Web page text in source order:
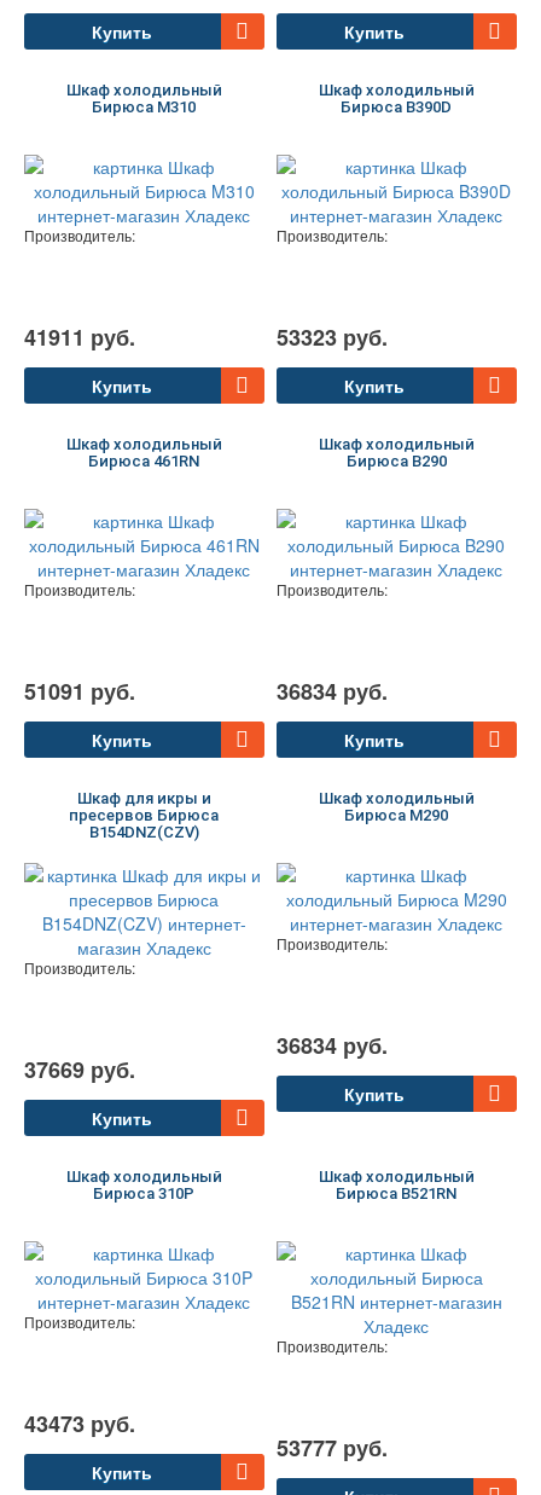
Купить Купить
Шкаф холодильный
Бирюса M310
Производитель:
41911 руб.
Купить
Шкаф холодильный
Бирюса B390D
Производитель:
53323 руб.
Купить
Шкаф холодильный
Бирюса 461RN
Производитель:
51091 руб.
Купить
Шкаф холодильный
Бирюса B290
Производитель:
36834 руб.
Купить
Шкаф для икры и
пресервов Бирюса
B154DNZ(CZV)
Производитель:
37669 руб.
Купить
Шкаф холодильный
Бирюса M290
Производитель:
36834 руб.
Купить
Шкаф холодильный
Бирюса 310P
Производитель:
43473 руб.
Купить
Шкаф холодильный
Бирюса B521RN
Производитель:
53777 руб.